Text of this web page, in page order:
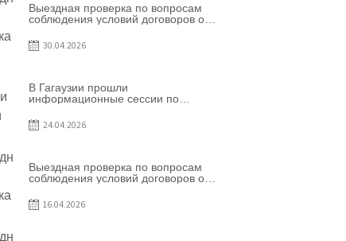
Выездная проверка по вопросам
соблюдения условий договоров о
предприятия SRL Grand Nic Oil
Company
30.04.2026
В Гагаузии прошли
информационные сессии по
24.04.2026
Выездная проверка по вопросам
соблюдения условий договоров о
предприятия SRL Patiseria Familiei
16.04.2026